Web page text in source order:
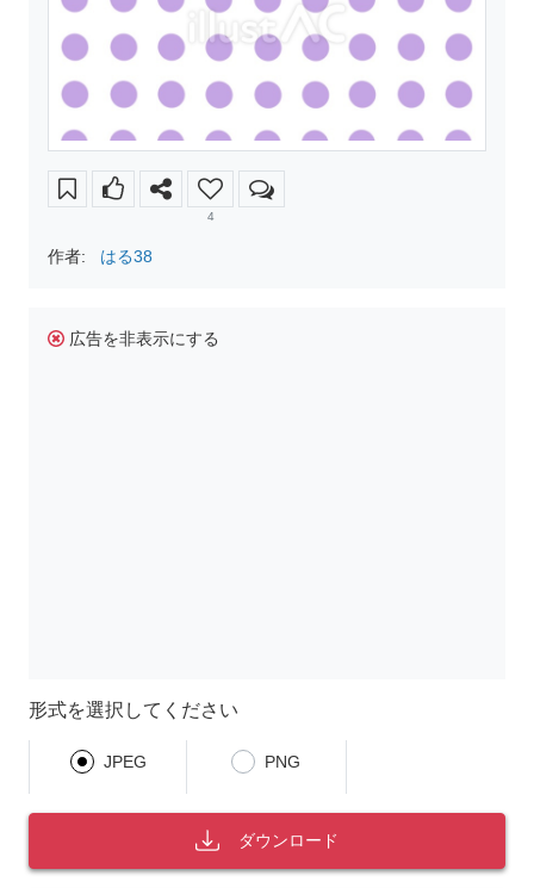
4
作者: はる38
広告を非表示にする
形式を選択してください
JPEG PNG
ダウンロード